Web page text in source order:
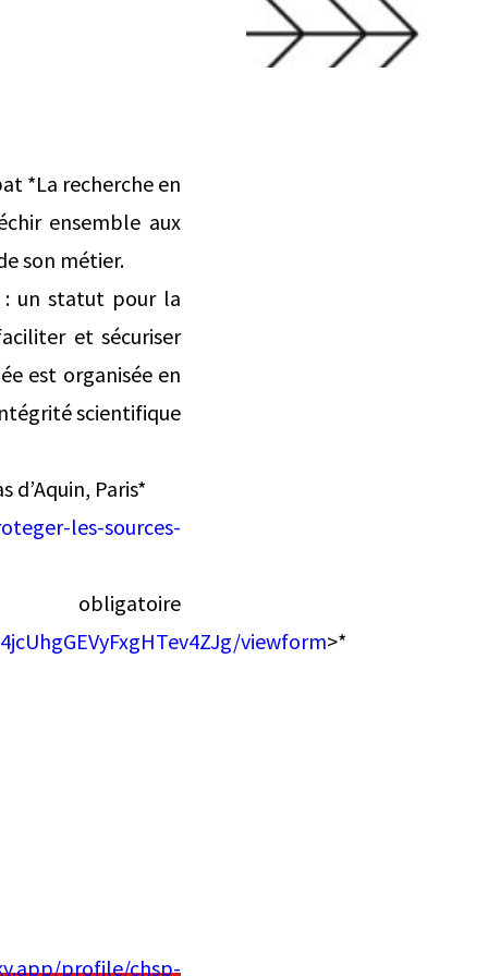
*La recherche en
ensemble aux
son métier.
: un statut pour la
et sécuriser
est organisée en
scientifique
d’Aquin, Paris*
les-sources-
viewform>*
profile/chsp-